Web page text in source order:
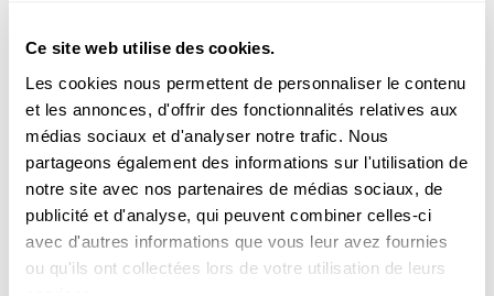
Ce site web utilise des cookies.
Les cookies nous permettent de personnaliser le contenu
et les annonces, d'offrir des fonctionnalités relatives aux
médias sociaux et d'analyser notre trafic. Nous
partageons également des informations sur l'utilisation de
notre site avec nos partenaires de médias sociaux, de
publicité et d'analyse, qui peuvent combiner celles-ci
avec d'autres informations que vous leur avez fournies
ou qu'ils ont collectées lors de votre utilisation de leurs